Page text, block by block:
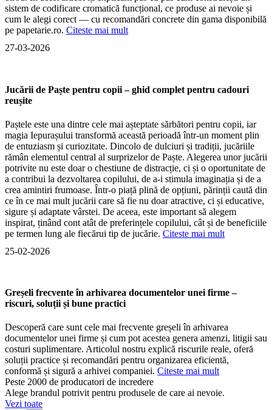
sistem de codificare cromatică funcțional, ce produse ai nevoie și
cum le alegi corect — cu recomandări concrete din gama disponibilă
pe papetarie.ro. Citeste mai mult
27-03-2026
Jucării de Paște pentru copii – ghid complet pentru cadouri
reușite
Paștele este una dintre cele mai așteptate sărbători pentru copii, iar
magia Iepurașului transformă această perioadă într-un moment plin
de entuziasm și curiozitate. Dincolo de dulciuri și tradiții, jucăriile
rămân elementul central al surprizelor de Paște. Alegerea unor jucării
potrivite nu este doar o chestiune de distracție, ci și o oportunitate de
a contribui la dezvoltarea copilului, de a-i stimula imaginația și de a
crea amintiri frumoase. Într-o piață plină de opțiuni, părinții caută din
ce în ce mai mult jucării care să fie nu doar atractive, ci și educative,
sigure și adaptate vârstei. De aceea, este important să alegem
inspirat, ținând cont atât de preferințele copilului, cât și de beneficiile
pe termen lung ale fiecărui tip de jucărie. Citeste mai mult
25-02-2026
Greșeli frecvente în arhivarea documentelor unei firme –
riscuri, soluții și bune practici
Descoperă care sunt cele mai frecvente greșeli în arhivarea
documentelor unei firme și cum pot acestea genera amenzi, litigii sau
costuri suplimentare. Articolul nostru explică riscurile reale, oferă
soluții practice și recomandări pentru organizarea eficientă,
conformă și sigură a arhivei companiei. Citeste mai mult
Peste 2000 de producatori de incredere
Alege brandul potrivit pentru produsele de care ai nevoie.
Vezi toate